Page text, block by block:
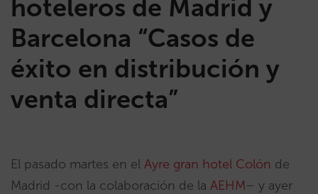
hoteleros de Madrid y
Barcelona “Casos de
éxito en distribución y
venta directa”
El pasado martes en el Ayre gran hotel Colón de
Madrid -con la colaboración de la AEHM– y ayer